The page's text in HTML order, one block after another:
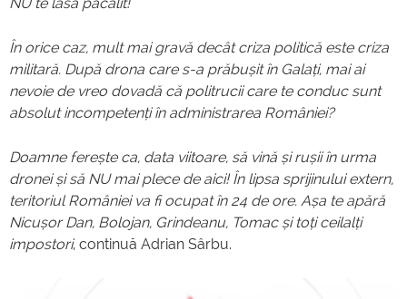
În orice caz, mult mai gravă decât criza politică este criza
militară. După drona care s-a prăbușit în Galați, mai ai
nevoie de vreo dovadă că politrucii care te conduc sunt
absolut incompetenți în administrarea României?
Doamne ferește ca, data viitoare, să vină și rușii în urma
dronei și să NU mai plece de aici! În lipsa sprijinului extern,
teritoriul României va fi ocupat în 24 de ore. Așa te apără
Nicușor Dan, Bolojan, Grindeanu, Tomac și toți ceilalți
impostori, continuă Adrian Sârbu.